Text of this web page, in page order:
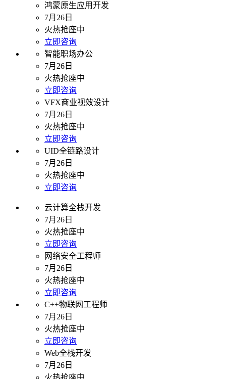
鸿蒙原生应用开发
7月26日
火热抢座中
立即咨询
智能职场办公
7月26日
火热抢座中
立即咨询
VFX商业视效设计
7月26日
火热抢座中
立即咨询
UID全链路设计
7月26日
火热抢座中
立即咨询
云计算全栈开发
7月26日
火热抢座中
立即咨询
网络安全工程师
7月26日
火热抢座中
立即咨询
C++物联网工程师
7月26日
火热抢座中
立即咨询
Web全栈开发
7月26日
火热抢座中